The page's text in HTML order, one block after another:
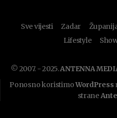
Sve vijesti Zadar
Lifestyle
© 2007. - 2025.ANTENNA
Ponosno koristimoWordPress
strane